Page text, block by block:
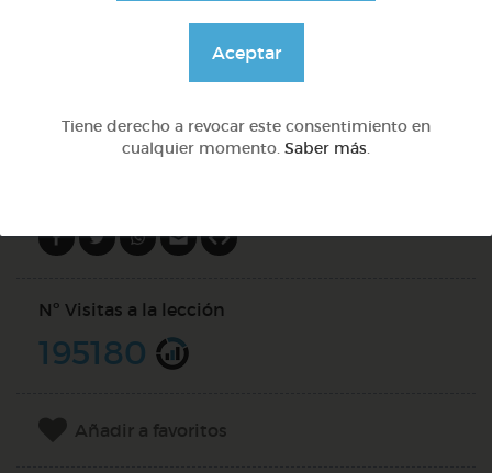
DOCS (4)
Nº Visitas a la lección
195180
Añadir a favoritos
Aceptar
Tiene derecho a revocar este consentimiento en
cualquier momento. Saber más.